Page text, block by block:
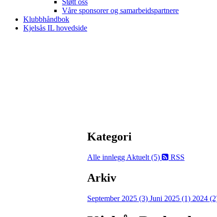
Støtt oss
Våre sponsorer og samarbeidspartnere
Klubbhåndbok
Kjelsås IL hovedside
Kategori
Alle innlegg Aktuelt (5) RSS
Arkiv
September 2025 (3) Juni 2025 (1) 2024